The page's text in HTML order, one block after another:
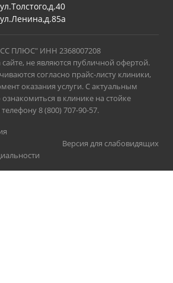
ПЛЮС" ИНН 2368007208
не являются публичной офертой.
согласно прайс-листу клиники,
оказания услуги. С актуальным
в клинике на стойке
8 (800) 707-90-57.
Версия для слабовидящих